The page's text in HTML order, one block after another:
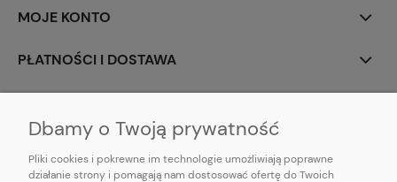
MOJE KONTO
PŁATNOŚCI I DOSTAWA
Dbamy o Twoją prywatność
Pliki cookies i pokrewne im technologie umożliwiają poprawne
działanie strony i pomagają nam dostosować ofertę do Twoich